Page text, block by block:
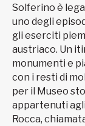
Solferino è
uno degli
gli eserciti
austriaco. Un
monumenti e
con i resti di
per il Museo
appartenuti
Rocca,